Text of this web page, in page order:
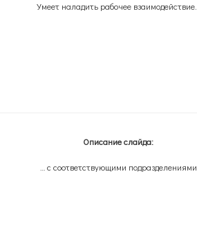
Умеет наладить рабочее взаимодействие…
Описание слайда:
… с соответствующими подразделениями